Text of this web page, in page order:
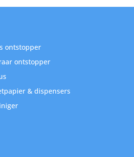
ontstopper
ontstopper
& dispensers